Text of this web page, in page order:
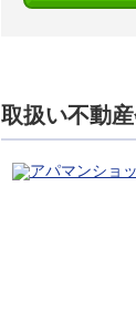
取扱い不動